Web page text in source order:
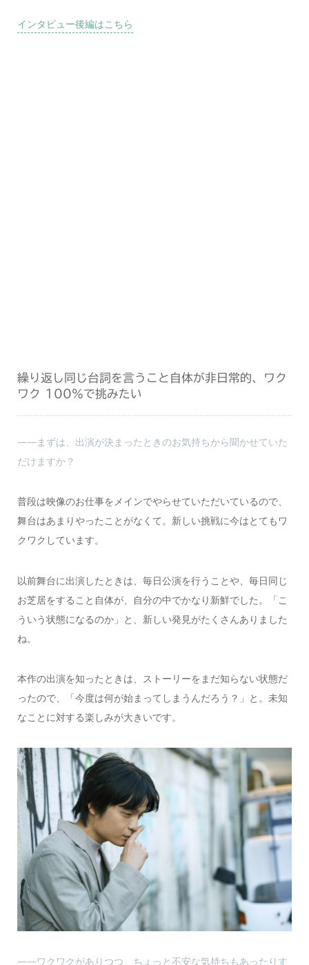
インタビュー後編はこちら
繰り返し同じ台詞を言うこと自体が非日常的、ワク
ワク 100％で挑みたい
――まずは、出演が決まったときのお気持ちから聞かせていた
だけますか？
普段は映像のお仕事をメインでやらせていただいているので、
舞台はあまりやったことがなくて。新しい挑戦に今はとてもワ
クワクしています。
以前舞台に出演したときは、毎日公演を行うことや、毎日同じ
お芝居をすること自体が、自分の中でかなり新鮮でした。「こ
ういう状態になるのか」と、新しい発見がたくさんありました
ね。
本作の出演を知ったときは、ストーリーをまだ知らない状態だ
ったので、「今度は何が始まってしまうんだろう？」と。未知
なことに対する楽しみが大きいです。
――ワクワクがありつつ、ちょっと不安な気持ちもあったりす